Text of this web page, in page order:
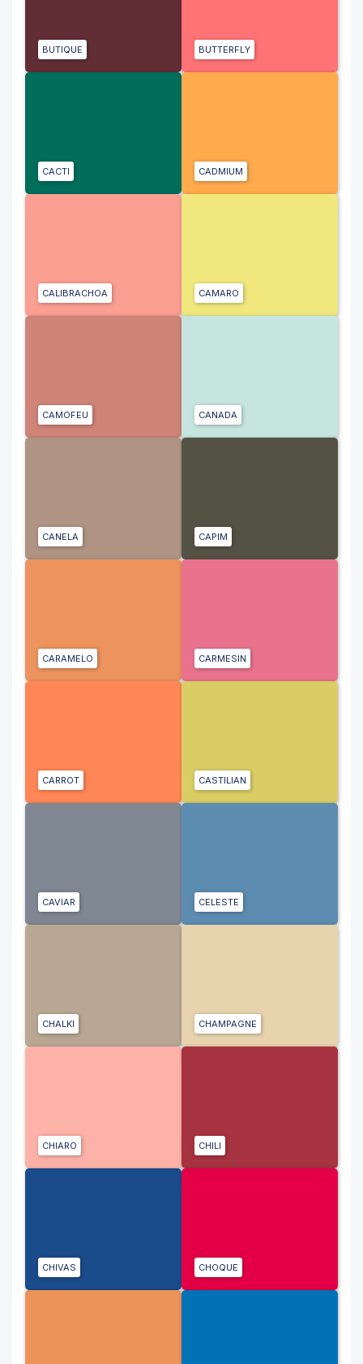
BUTIQUE BUTTERFLY
CACTI CADMIUM
CALIBRACHOA CAMARO
CAMOFEU CANADA
CANELA CAPIM
CARAMELO CARMESIN
CARROT CASTILIAN
CAVIAR CELESTE
CHALKI CHAMPAGNE
CHIARO CHILI
CHIVAS CHOQUE